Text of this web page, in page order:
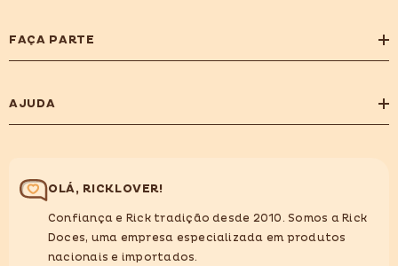
FAÇA PARTE
AJUDA
OLÁ, RICKLOVER!
Confiança e Rick tradição desde 2010. Somos a Rick
Doces, uma empresa especializada em produtos
nacionais e importados.